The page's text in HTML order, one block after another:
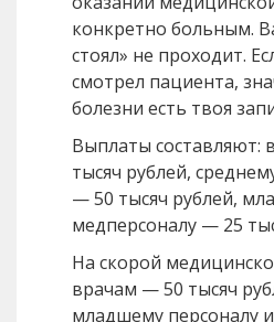
конкретно больным.
стоял» не проходит.
смотрел пациента,
болезни есть твоя
Выплаты составляют:
тысяч рублей,
— 50 тысяч рублей,
медперсоналу — 25
На скорой
врачам — 50 тысяч
младшему персоналу